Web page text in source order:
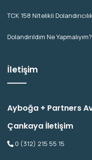
TCK 158 Nitelikli
Dolandırıldım Ne Yapmalıyım?
İletişim
Ayboğa + Partners
Çankaya İletişim
0 (312) 215 55 15